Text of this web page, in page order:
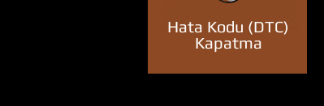
Hata Kodu (DTC)
Kapatma